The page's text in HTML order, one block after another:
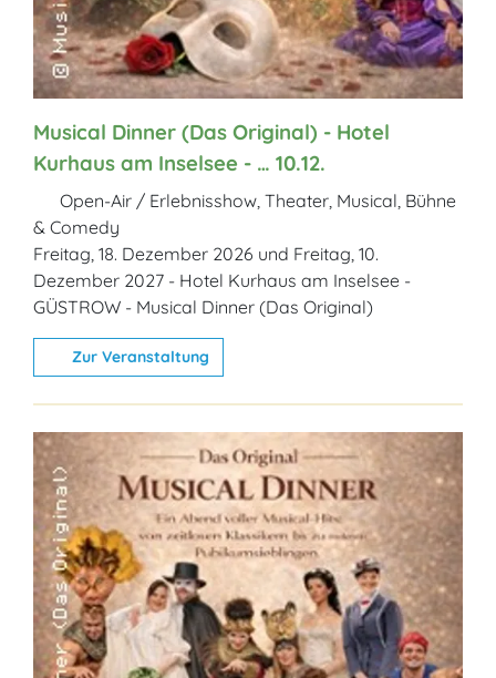
Musical Dinner (Das Original) - Hotel
Kurhaus am Inselsee - … 10.12.
Open-Air / Erlebnisshow, Theater, Musical, Bühne
& Comedy
Freitag, 18. Dezember 2026 und Freitag, 10.
Dezember 2027 - Hotel Kurhaus am Inselsee -
GÜSTROW - Musical Dinner (Das Original)
Zur Veranstaltung